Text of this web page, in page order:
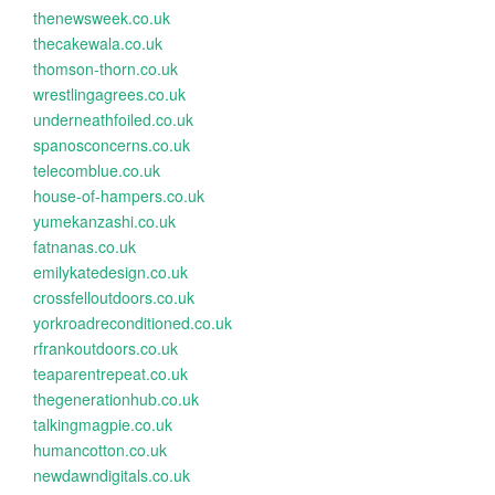
thenewsweek.co.uk
thecakewala.co.uk
thomson-thorn.co.uk
wrestlingagrees.co.uk
underneathfoiled.co.uk
spanosconcerns.co.uk
telecomblue.co.uk
house-of-hampers.co.uk
yumekanzashi.co.uk
fatnanas.co.uk
emilykatedesign.co.uk
crossfelloutdoors.co.uk
yorkroadreconditioned.co.uk
rfrankoutdoors.co.uk
teaparentrepeat.co.uk
thegenerationhub.co.uk
talkingmagpie.co.uk
humancotton.co.uk
newdawndigitals.co.uk